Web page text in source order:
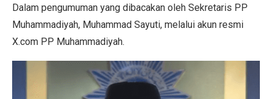
Dalam pengumuman yang dibacakan oleh Sekretaris PP
Muhammadiyah, Muhammad Sayuti, melalui akun resmi
X.com PP Muhammadiyah.